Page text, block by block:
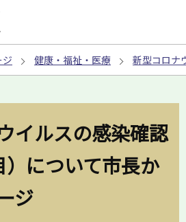
ジ 健康・福祉・医療 新型コロナ
イルスの感染確認
）について市長か
ジ